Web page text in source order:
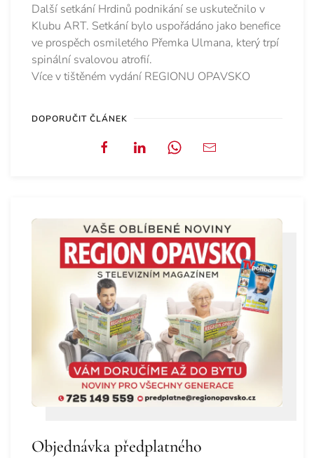
Další setkání Hrdinů podnikání se uskutečnilo v
Klubu ART. Setkání bylo uspořádáno jako benefice
ve prospěch osmiletého Přemka Ulmana, který trpí
spinální svalovou atrofií.
Více v tištěném vydání REGIONU OPAVSKO
DOPORUČIT ČLÁNEK
Objednávka předplatného